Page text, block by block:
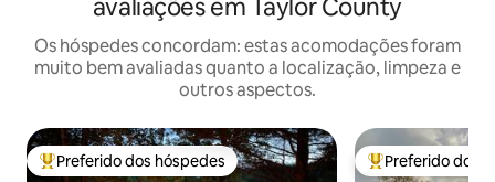
avaliações em Taylor County
Os hóspedes concordam: estas acomodações foram
muito bem avaliadas quanto a localização, limpeza e
outros aspectos.
Entre os melhores preferidos dos hóspedes
Preferido dos hóspedes Entre os
Preferido dos